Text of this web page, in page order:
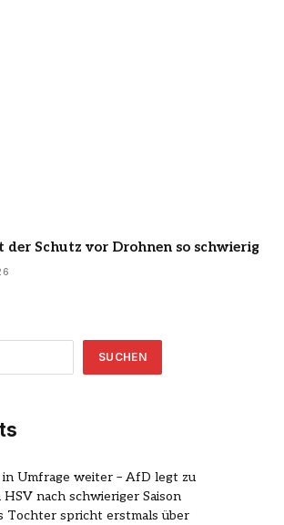
der Schutz vor Drohnen so schwierig
SUCHEN
Umfrage weiter – AfD legt zu
nach schwieriger Saison
Tochter spricht erstmals über